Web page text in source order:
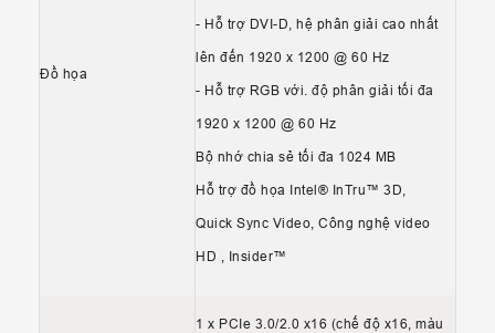
Đồ họa
- Hỗ trợ DVI-D, hệ phân giải cao nhất
lên đến 1920 x 1200 @ 60 Hz
- Hỗ trợ RGB với. độ phân giải tối đa
1920 x 1200 @ 60 Hz
Bộ nhớ chia sẻ tối đa 1024 MB
Hỗ trợ đồ họa Intel® InTru™ 3D,
Quick Sync Video, Công nghệ video
HD , Insider™
1 x PCIe 3.0/2.0 x16 (chế độ x16, màu